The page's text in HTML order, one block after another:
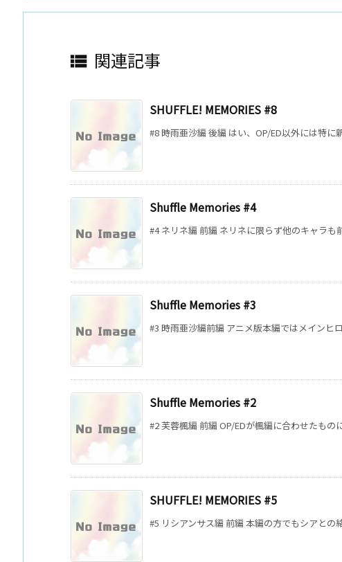
 関連記事
SHUFFLE! MEMORIES #8
#8 時雨亜沙編 後編 はい、OP/ED以外には特に
Shuffle Memories #4
#4 ネリネ編 前編 ネリネに限らず他のキャラも
Shuffle Memories #3
#3 時雨亜沙編前編 アニメ版本編ではメインヒ
Shuffle Memories #2
#2 芙蓉楓編 前編 OP/EDが楓編に合わせたもの
SHUFFLE! MEMORIES #5
#5 リシアンサス編 前編 本編の方でもシアとの